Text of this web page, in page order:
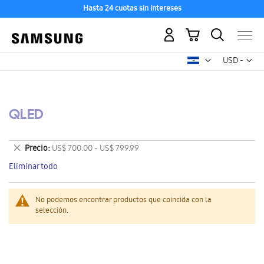
Hasta 24 cuotas sin intereses
USD -
dólar
Mi carrito
QLED
No podemos encontrar productos que coincida con la
selección.
Precio US$ 700.00 - US$ 799.99
Eliminar
este
artículo
Eliminar todo